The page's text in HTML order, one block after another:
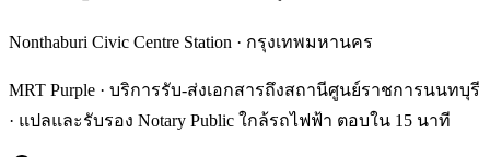
Nonthaburi Civic Centre Station · กรุงเทพมหานคร
MRT Purple · บริการรับ-ส่งเอกสารถึงสถานีศูนย์ราชการนนทบุรี
· แปลและรับรอง Notary Public ใกล้รถไฟฟ้า ตอบใน 15 นาที